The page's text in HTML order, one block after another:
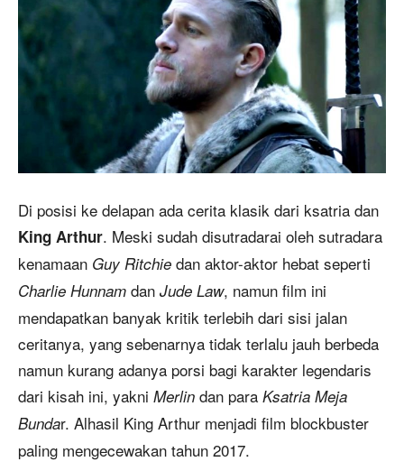
Di posisi ke delapan ada cerita klasik dari ksatria dan
King Arthur. Meski sudah disutradarai oleh sutradara
kenamaan Guy Ritchie dan aktor-aktor hebat seperti
Charlie Hunnam dan Jude Law, namun film ini
mendapatkan banyak kritik terlebih dari sisi jalan
ceritanya, yang sebenarnya tidak terlalu jauh berbeda
namun kurang adanya porsi bagi karakter legendaris
dari kisah ini, yakni Merlin dan para Ksatria Meja
Bundar. Alhasil King Arthur menjadi film blockbuster
paling mengecewakan tahun 2017.